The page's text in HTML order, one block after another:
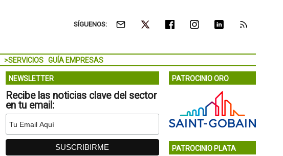
SÍGUENOS:
>SERVICIOS GUÍA EMPRESAS
NEWSLETTER
Recibe las noticias clave del sector
en tu email:
PATROCINIO ORO
PATROCINIO PLATA